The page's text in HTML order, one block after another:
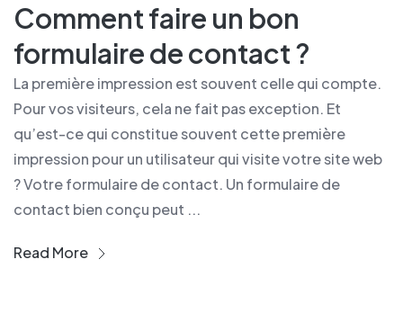
Comment faire un bon
formulaire de contact ?
La première impression est souvent celle qui compte.
Pour vos visiteurs, cela ne fait pas exception. Et
qu’est-ce qui constitue souvent cette première
impression pour un utilisateur qui visite votre site web
? Votre formulaire de contact. Un formulaire de
contact bien conçu peut ...
Read More